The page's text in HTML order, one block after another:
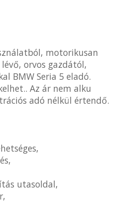
motorikusan
orvos gazdától,
BMW Seria 5 eladó.
Az ár nem alku
adó nélkül értendő.
utasoldal,